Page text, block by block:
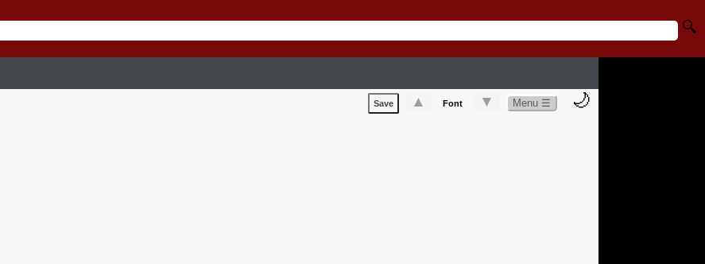
🔍
Save ▲ Font ▼ Menu ☰ 🌙